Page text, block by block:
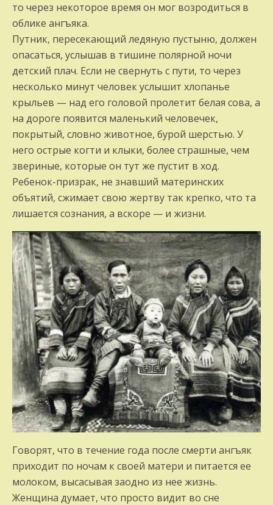
то через некоторое время он мог возродиться в
облике ангъяка.
Путник, пересекающий ледяную пустыню, должен
опасаться, услышав в тишине полярной ночи
детский плач. Если не свернуть с пути, то через
несколько минут человек услышит хлопанье
крыльев — над его головой пролетит белая сова, а
на дороге появится маленький человечек,
покрытый, словно животное, бурой шерстью. У
него острые когти и клыки, более страшные, чем
звериные, которые он тут же пустит в ход.
Ребенок-призрак, не знавший материнских
объятий, сжимает свою жертву так крепко, что та
лишается сознания, а вскоре — и жизни.
Говорят, что в течение года после смерти ангъяк
приходит по ночам к своей матери и питается ее
молоком, высасывая заодно из нее жизнь.
Женщина думает, что просто видит во сне